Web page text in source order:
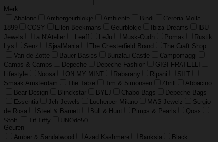
aantal
Merk
Abalone
Ambergeurblokje Ambiente Bindi
Cereria Molla
1899
COSY Ellen Beekmans Geurblokje Ibiza Dreams
IBU
Jewels
La N'Atelier Leeff LeJu Musk-Oudh Pomax
Rustik
Lys
Senz SjaalMania The Chesterfield Brand
The Craft Shop
Van de Zotte
Bauer Basics Bunzlau Castle
Campomaggi
Camps & Camps
Depeche Depeche-Fashion
GIGI FRATELLI
Lifestyle
Noosa ON MY MINT Rabarany Ripani
SILT
Smaak Amsterdam
The Table Tim & Simonsen Zhrill
Abbacino
Bear Design
Blinckstar BYLJ Chabo Bags
Depeche Bags
Essentia
Jeh-Jewels Locherber Milano MAS Jewelz
Sergio
de Rosa
Steel & Barnett Bull & Hunt Pimps & Pearls
Qoss
Stolt!
Tif-Tiffy
UNOde50
Geuren
Amber & Sandalwood
Azad Kashmere Banksia
Black